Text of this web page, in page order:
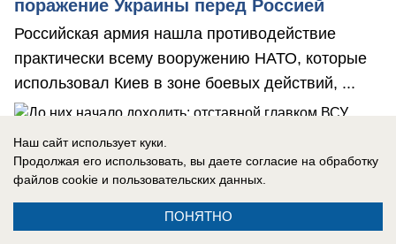
поражение Украины перед Россией
Российская армия нашла противодействие
практически всему вооружению НАТО, которые
использовал Киев в зоне боевых действий, ...
06.08.2026
Наш сайт использует куки.
Продолжая его использовать, вы даете согласие на обработку
файлов cookie и пользовательских данных.
ПОНЯТНО